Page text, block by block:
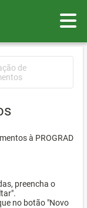
de
à PROGRAD
preencha o
no botão "Novo